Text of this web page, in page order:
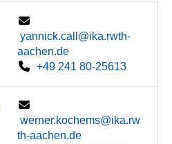
yannick.call@ika.rwth-
aachen.de
+49 241 80-25613
werner.kochems@ika.rw
th-aachen.de